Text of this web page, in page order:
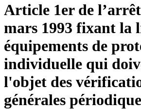
Article 1er de
mars 1993 fixant la
équipements de
individuelle qui
l'objet des
générales